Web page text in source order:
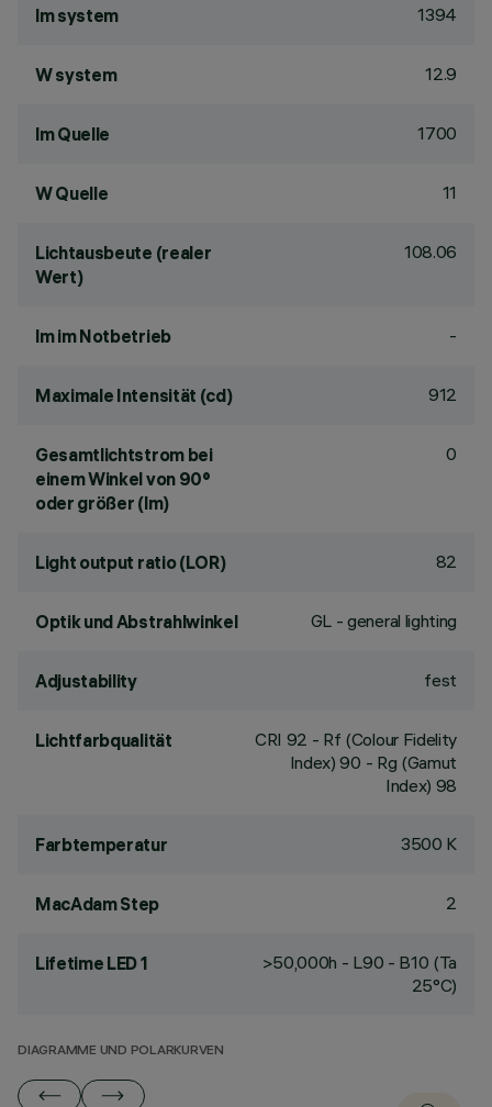
lm system 1394
W system 12.9
lm Quelle 1700
W Quelle 11
Lichtausbeute (realer
Wert)
108.06
lm im Notbetrieb -
Maximale Intensität (cd) 912
Gesamtlichtstrom bei
einem Winkel von 90°
oder größer (lm)
0
Light output ratio (LOR) 82
Optik und Abstrahlwinkel GL - general lighting
Adjustability fest
Lichtfarbqualität CRI 92 - Rf (Colour Fidelity
Index) 90 - Rg (Gamut
Index) 98
Farbtemperatur 3500 K
MacAdam Step 2
Lifetime LED 1
>50,000h - L90 - B10 (Ta
25°C)
DIAGRAMME UND POLARKURVEN